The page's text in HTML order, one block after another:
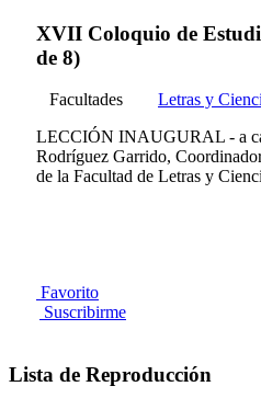
XVII Coloquio de
de 8)
Facultades
Letras y
LECCIÓN INAUGURAL - a
Rodríguez Garrido,
de la Facultad de Letras y
Favorito
Suscribirme
Lista de Reproducción